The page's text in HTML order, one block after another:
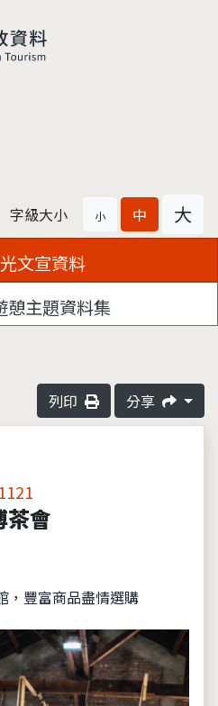
字級大小 小 中 大
文宣資料
憩主題資料集
列印 分享
茶會
，豐富商品盡情選購